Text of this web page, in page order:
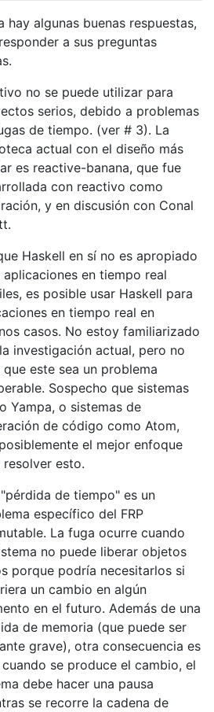
hay algunas buenas respuestas,
a sus preguntas
no se puede utilizar para
serios, debido a problemas
de tiempo. (ver # 3). La
actual con el diseño más
es reactive-banana, que fue
con reactivo como
y en discusión con Conal
Haskell en sí no es apropiado
aplicaciones en tiempo real
es posible usar Haskell para
en tiempo real en
casos. No estoy familiarizado
investigación actual, pero no
este sea un problema
Sospecho que sistemas
Yampa, o sistemas de
de código como Atom,
el mejor enfoque
resolver esto.
de tiempo" es un
específico del FRP
La fuga ocurre cuando
no puede liberar objetos
porque podría necesitarlos si
un cambio en algún
en el futuro. Además de una
de memoria (que puede ser
grave), otra consecuencia es
se produce el cambio, el
debe hacer una pausa
se recorre la cadena de